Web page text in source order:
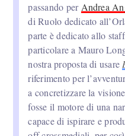
passando per Andrea
di Ruolo dedicato
parte è dedicato allo
particolare a Mauro
nostra proposta di usare
riferimento per
a concretizzare la
fosse il motore di una
capace di ispirare e